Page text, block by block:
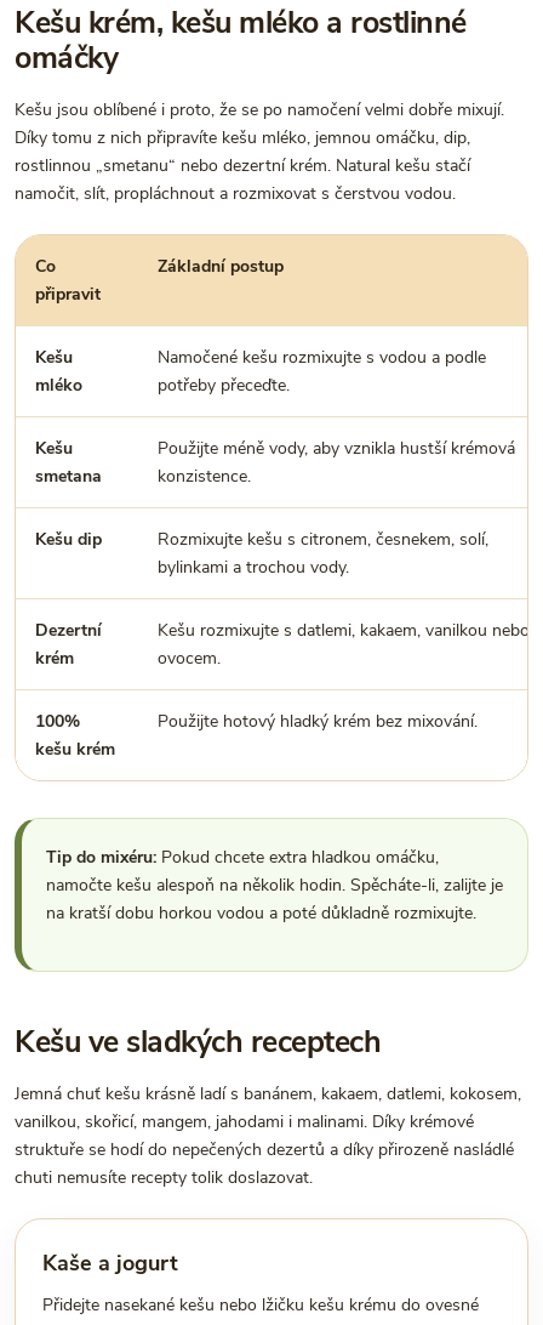
Kešu krém, kešu mléko a rostlinné
omáčky
Kešu jsou oblíbené i proto, že se po namočení velmi dobře mixují.
Díky tomu z nich připravíte kešu mléko, jemnou omáčku, dip,
rostlinnou „smetanu“ nebo dezertní krém. Natural kešu stačí
namočit, slít, propláchnout a rozmixovat s čerstvou vodou.
Co
připravit
Základní postup
Kešu
mléko
Namočené kešu rozmixujte s vodou a podle
potřeby přeceďte.
Kešu
smetana
Použijte méně vody, aby vznikla hustší krémová
konzistence.
Kešu dip
Rozmixujte kešu s citronem, česnekem, solí,
bylinkami a trochou vody.
Dezertní
krém
Kešu rozmixujte s datlemi, kakaem, vanilkou nebo
ovocem.
100%
kešu krém
Použijte hotový hladký krém bez mixování.
Tip do mixéru: Pokud chcete extra hladkou omáčku,
namočte kešu alespoň na několik hodin. Spěcháte-li, zalijte je
na kratší dobu horkou vodou a poté důkladně rozmixujte.
Kešu ve sladkých receptech
Jemná chuť kešu krásně ladí s banánem, kakaem, datlemi, kokosem,
vanilkou, skořicí, mangem, jahodami i malinami. Díky krémové
struktuře se hodí do nepečených dezertů a díky přirozeně nasládlé
chuti nemusíte recepty tolik doslazovat.
Kaše a jogurt
Přidejte nasekané kešu nebo lžičku kešu krému do ovesné